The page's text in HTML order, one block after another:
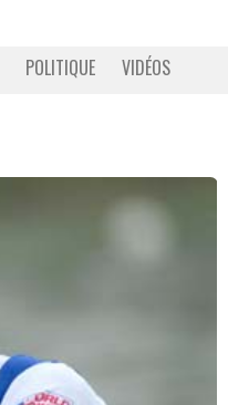
POLITIQUE VIDÉOS